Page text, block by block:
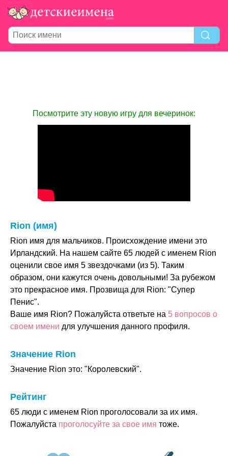
Посмотрите эту новую игру для вечеринок:
Rion (имя)
Rion имя для мальчиков. Происхождение имени это
Ирландский. На нашем сайте 65 людей с именем Rion
оценили свое имя 5 звездочками (из 5). Таким
образом, они кажутся очень довольными! За рубежом
это прекрасное имя. Прозвища для Rion: "Супер
Пенис".
Ваше имя Rion? Пожалуйста ответьте на 5 вопросов о
своем имени для улучшения данного профиля.
Значение Rion
Значение Rion это: "Королевский".
Рейтинг
65 люди с именем Rion проголосовали за их имя.
Пожалуйста проголосуйте за свое имя тоже.